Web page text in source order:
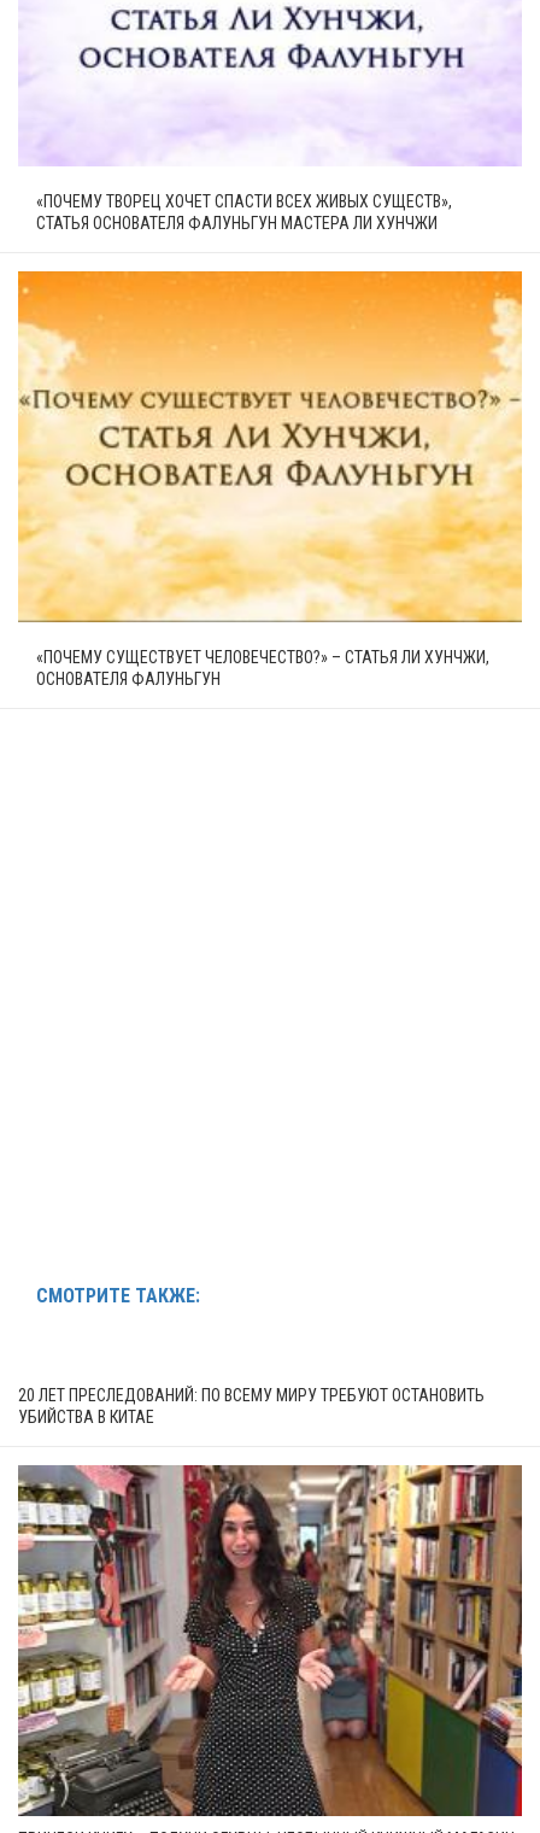
«ПОЧЕМУ ТВОРЕЦ ХОЧЕТ СПАСТИ ВСЕХ ЖИВЫХ СУЩЕСТВ»,
СТАТЬЯ ОСНОВАТЕЛЯ ФАЛУНЬГУН МАСТЕРА ЛИ ХУНЧЖИ
«ПОЧЕМУ СУЩЕСТВУЕТ ЧЕЛОВЕЧЕСТВО?» – СТАТЬЯ ЛИ ХУНЧЖИ,
ОСНОВАТЕЛЯ ФАЛУНЬГУН
СМОТРИТЕ ТАКЖЕ:
20 ЛЕТ ПРЕСЛЕДОВАНИЙ: ПО ВСЕМУ МИРУ ТРЕБУЮТ ОСТАНОВИТЬ
УБИЙСТВА В КИТАЕ